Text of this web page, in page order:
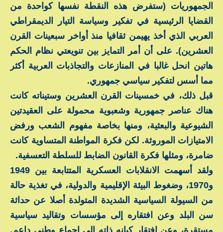
الجمهوريات (ستفرض هذه النقطة نفسها كواحدة من
القضايا الرئيسية في تفكير وسياسة التيار الديمقراطي
العربي الذي أخذ يهيمن ثقافيا منذ أواخر سبعينات القرن
العشرين). على أن أمر التمايز بين تنويعتي نظام الحكم
هاتين انحل غالبا في المنازعات والتجاذبات العربية أكثر
مما أسس لتفكير سياسي جمهوري.
قبل ذلك، في خمسينات القرن العشرين وستيناته كانت
هناك عناصر جمهورية وشعبوية محمولة على العقيدتين
الشيوعية والبعثية، ومنها بخاصة مفهوم الشعب ورفض
الامتيازات الموروثة. لكن فكرة المواطنة المتساوية كانت
ضامرة، ومثلها فكرة القانون الضابط للسلطة التعسفية.
ولقد أسهمت الانقلابات العسكرية المتتابعة بين 1949
و1970، وضغوط البيئة الإقليمية والدولية، في تغذية حالة
من السيولة السياسية الشديدة المتولدة أصلا عن حداثة
سن البلد وعن افتقاره إلى مؤسسات وتقاليد سياسية
مستقرة، وعن افتقار كيانه ذاته إلى إجماع وطني داعم.